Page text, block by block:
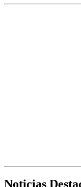
Noticias